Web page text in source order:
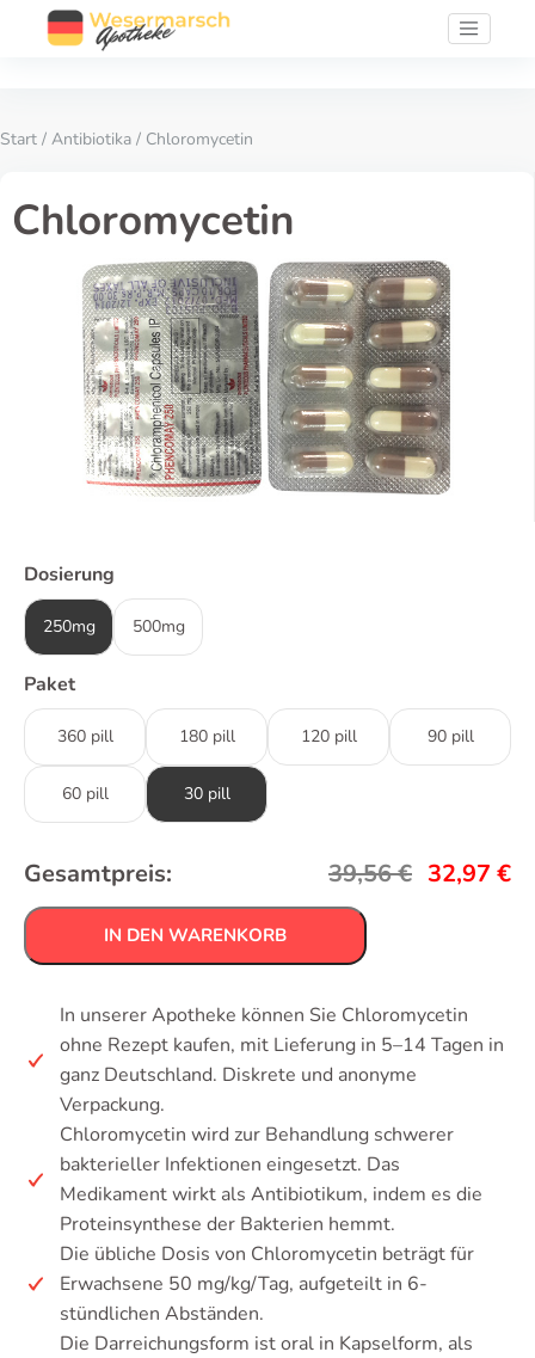
Start / Antibiotika / Chloromycetin
Chloromycetin
Dosierung
250mg 500mg
Paket
360 pill 180 pill 120 pill 90 pill
60 pill 30 pill
Gesamtpreis: 39,56€ 32,97 €
IN DEN WARENKORB
In unserer Apotheke können Sie Chloromycetin
ohne Rezept kaufen, mit Lieferung in 5–14 Tagen in
ganz Deutschland. Diskrete und anonyme
Verpackung.
Chloromycetin wird zur Behandlung schwerer
bakterieller Infektionen eingesetzt. Das
Medikament wirkt als Antibiotikum, indem es die
Proteinsynthese der Bakterien hemmt.
Die übliche Dosis von Chloromycetin beträgt für
Erwachsene 50 mg/kg/Tag, aufgeteilt in 6-
stündlichen Abständen.
Die Darreichungsform ist oral in Kapselform, als